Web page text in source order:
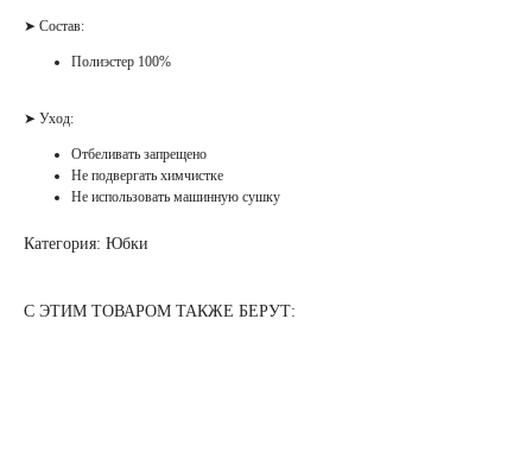
➤ Состав:
Полиэстер 100%
➤ Уход:
Отбеливать запрещено
Не подвергать химчистке
Не использовать машинную сушку
Категория: Юбки
С ЭТИМ ТОВАРОМ ТАКЖЕ БЕРУТ: